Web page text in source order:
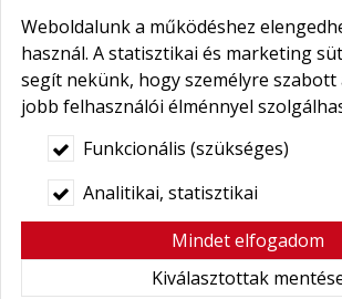
Elküld
Bérautó flottánk:
olcsó mini- kis autó bérlés
compact kategória
automatasedan - hatchback
akciók
Weboldalunk a működéshez
használ. A statisztikai és marketing
segít nekünk, hogy személyre
jobb felhasználói élménnyel
Funkcionális (szükséges)
Analitikai, statisztikai
Mindet elfogadom
Kiválasztottak